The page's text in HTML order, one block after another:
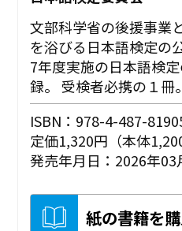
文部科学省の後援事業
を浴びる日本語検定の
7年度実施の日本語検
録。 受検者必携の１冊。
ISBN：978-4-487-
定価1,320円（本体
発売年月日：2026年03
紙の書籍を